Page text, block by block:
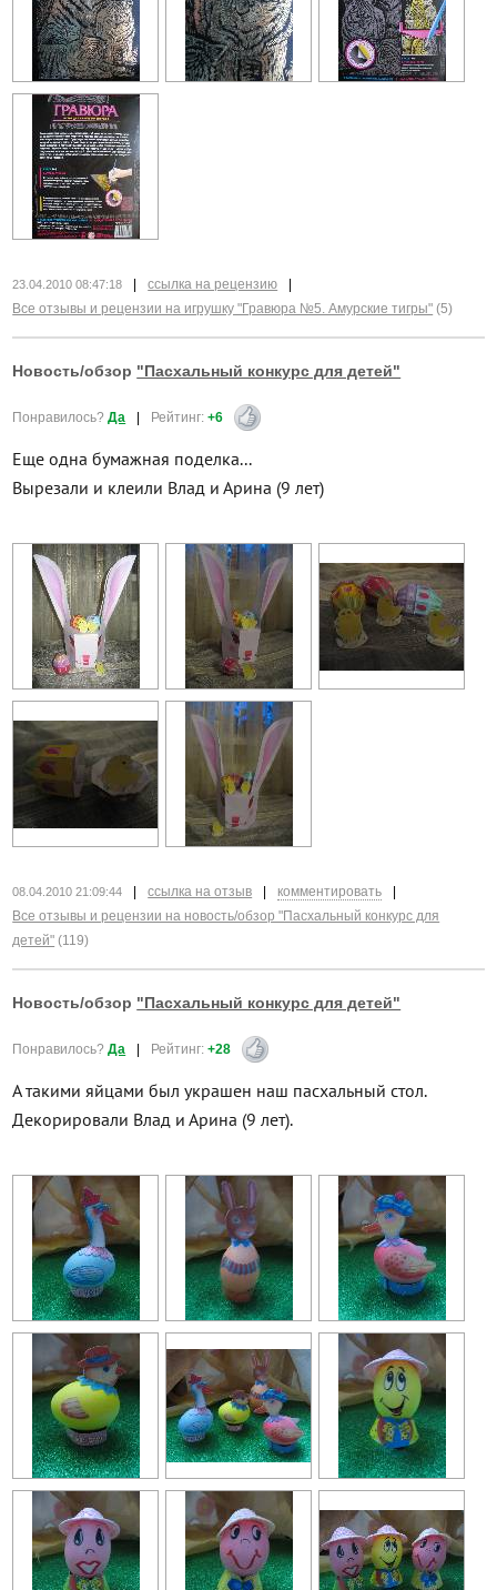
23.04.2010 08:47:18 ссылка на рецензию
Все отзывы и рецензии на игрушку "Гравюра №5. Амурские тигры" (5)
Новость/обзор "Пасхальный конкурс для детей"
Понравилось?Да | Рейтинг:+6
Еще одна бумажная поделка...
Вырезали и клеили Влад и Арина (9 лет)
08.04.2010 21:09:44 ссылка на отзыв комментировать
Все отзывы и рецензии на новость/обзор "Пасхальный конкурс для
детей" (119)
Новость/обзор "Пасхальный конкурс для детей"
Понравилось?Да | Рейтинг:+28
А такими яйцами был украшен наш пасхальный стол.
Декорировали Влад и Арина (9 лет).